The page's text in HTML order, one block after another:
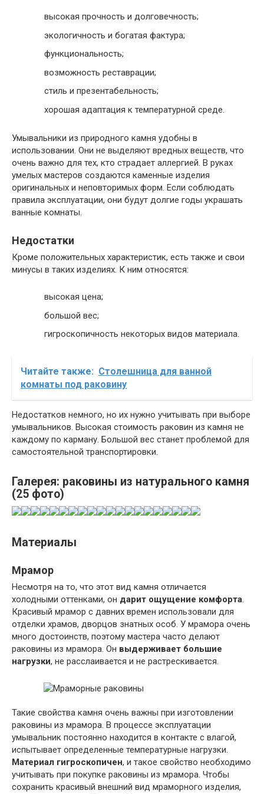
высокая прочность и долговечность;
экологичность и богатая фактура;
функциональность;
возможность реставрации;
стиль и презентабельность;
хорошая адаптация к температурной среде.
Умывальники из природного камня удобны в
использовании. Они не выделяют вредных веществ, что
очень важно для тех, кто страдает аллергией. В руках
умелых мастеров создаются каменные изделия
оригинальных и неповторимых форм. Если соблюдать
правила эксплуатации, они будут долгие годы украшать
ванные комнаты.
Недостатки
Кроме положительных характеристик, есть также и свои
минусы в таких изделиях. К ним относятся:
высокая цена;
большой вес;
гигроскопичность некоторых видов материала.
Читайте также: Столешница для ванной
комнаты под раковину
Недостатков немного, но их нужно учитывать при выборе
умывальников. Высокая стоимость раковин из камня не
каждому по карману. Большой вес станет проблемой для
самостоятельной транспортировки.
Галерея: раковины из натурального камня
(25 фото)
Материалы
Мрамор
Несмотря на то, что этот вид камня отличается
холодными оттенками, он дарит ощущение комфорта.
Красивый мрамор с давних времен использовали для
отделки храмов, дворцов знатных особ. У мрамора очень
много достоинств, поэтому мастера часто делают
раковины из мрамора. Он выдерживает большие
нагрузки, не расслаивается и не растрескивается.
Такие свойства камня очень важны при изготовлении
раковины из мрамора. В процессе эксплуатации
умывальник постоянно находится в контакте с влагой,
испытывает определенные температурные нагрузки.
Материал гигроскопичен, и такое свойство необходимо
учитывать при покупке раковины из мрамора. Чтобы
сохранить красивый внешний вид мраморного изделия,